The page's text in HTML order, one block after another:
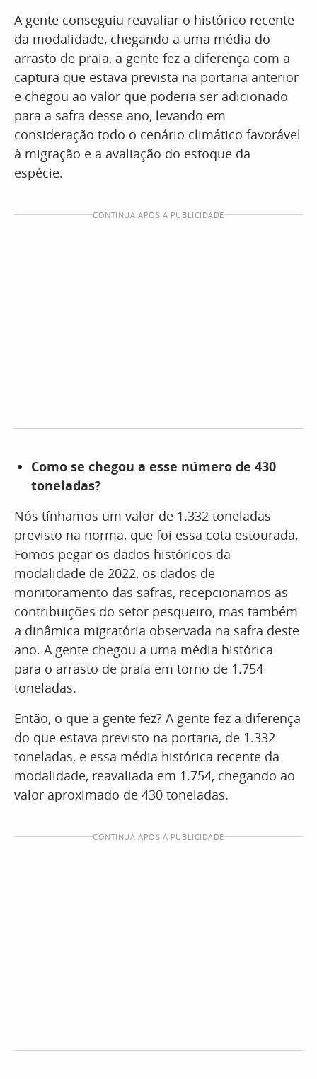
A gente conseguiu reavaliar o histórico recente
da modalidade, chegando a uma média do
arrasto de praia, a gente fez a diferença com a
captura que estava prevista na portaria anterior
e chegou ao valor que poderia ser adicionado
para a safra desse ano, levando em
consideração todo o cenário climático favorável
à migração e a avaliação do estoque da
espécie.
CONTINUA APÓS A PUBLICIDADE
Como se chegou a esse número de 430
toneladas?
Nós tínhamos um valor de 1.332 toneladas
previsto na norma, que foi essa cota estourada,
Fomos pegar os dados históricos da
modalidade de 2022, os dados de
monitoramento das safras, recepcionamos as
contribuições do setor pesqueiro, mas também
a dinâmica migratória observada na safra deste
ano. A gente chegou a uma média histórica
para o arrasto de praia em torno de 1.754
toneladas.
Então, o que a gente fez? A gente fez a diferença
do que estava previsto na portaria, de 1.332
toneladas, e essa média histórica recente da
modalidade, reavaliada em 1.754, chegando ao
valor aproximado de 430 toneladas.
CONTINUA APÓS A PUBLICIDADE